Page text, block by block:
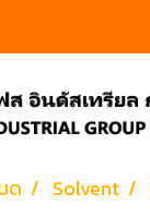
ด Solvent